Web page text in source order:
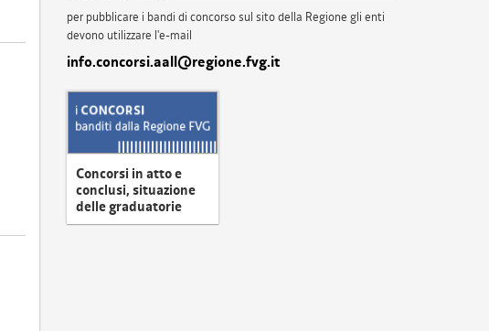
per pubblicare i bandi di concorso sul sito della Regione gli enti
devono utilizzare l'e-mail
info.concorsi.aall@regione.fvg.it
Concorsi in atto e
conclusi, situazione
delle graduatorie